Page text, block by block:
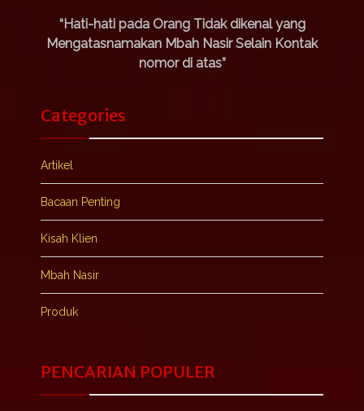
“Hati-hati pada Orang Tidak dikenal yang
Mengatasnamakan Mbah Nasir Selain Kontak
nomor di atas”
Categories
Artikel
Bacaan Penting
Kisah Klien
Mbah Nasir
Produk
PENCARIAN POPULER